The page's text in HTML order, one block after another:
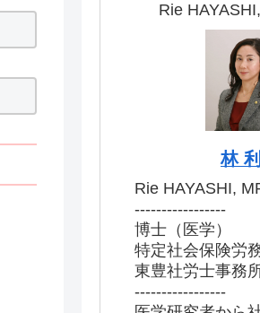
Rie
林
Rie HAYASHI,
-----------------
博士（医学）
特定社会保険労
東豊社労士事務
-----------------